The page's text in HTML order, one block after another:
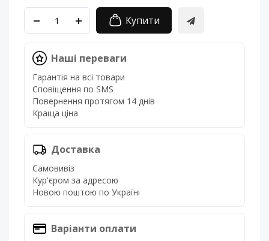
Купити
Наші переваги
Гарантія на всі товари
Сповіщення по SMS
Повернення протягом 14 днів
Краща ціна
Доставка
Самовивіз
Кур'єром за адресою
Новою поштою по Україні
Варіанти оплати